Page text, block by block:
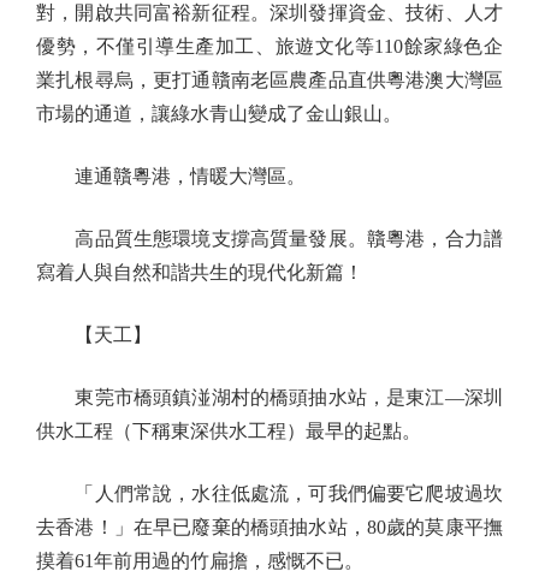
對，開啟共同富裕新征程。深圳發揮資金、技術、人才
優勢，不僅引導生產加工、旅遊文化等110餘家綠色企
業扎根尋烏，更打通贛南老區農產品直供粵港澳大灣區
市場的通道，讓綠水青山變成了金山銀山。
連通贛粵港，情暖大灣區。
高品質生態環境支撐高質量發展。贛粵港，合力譜
寫着人與自然和諧共生的現代化新篇！
【天工】
東莞市橋頭鎮湴湖村的橋頭抽水站，是東江—深圳
供水工程（下稱東深供水工程）最早的起點。
「人們常說，水往低處流，可我們偏要它爬坡過坎
去香港！」在早已廢棄的橋頭抽水站，80歲的莫康平撫
摸着61年前用過的竹扁擔，感慨不已。